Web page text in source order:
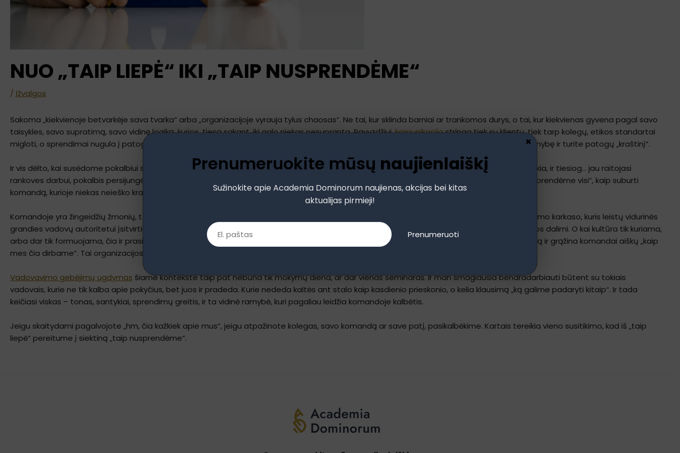
NUO „TAIP LIEPĖ“ IKI „TAIP NUSPRENDĖME“
/ Įžvalgos
Sakoma „kiekvienoje betvarkėje sava tvarka“ arba „organizacijoje vyrauja tylus chaosas“. Ne tai, kur sklinda barniai ar trankomos durys, o tai, kur kiekvienas gyvena pagal savo
taisykles, savo supratimą, savo vidinę logiką, kurios, tiesą sakant, iki galo niekas nesupranta. Pavyzdžiui,komunikacijastringa tiek su klientu, tiek tarp kolegų, etikos standartai
migloti, o sprendimai nugula į patogią lentyną „taip direktorė liepė“, kuri iš pirmo žvilgsnio tarsi išlaisvina, bet realybėje tik nusimetate atsakomybę ir turite patogų „kraštinį“.
Ir vis dėlto, kai susėdome pokalbiui su naujai paskirta organizacijos vadove, kuri nuo pirmos minutės neslėpė realybės, atvirai dėliojo, kas neveikia, ir tiesiog… jau raitojasi
rankoves darbui, pokalbis persijungė į visai kitą lygį. Ne gynyba, ne formalumai, o kalbėjimas apie tai, kaip pereiti nuo „liepė direktorė“ prie „nusprendėme visi“, kaip suburti
komandą, kurioje niekas neieško kraštinio kaltininko, ir kiekvienas žino savo vaidmenį bei ribas.
Komandoje yra žingeidžių žmonių, tų smalsių akių, kurios nori geriau, nori tobulėti, tik nėra aiškių taisyklių, nėra kultūros pamato, nėra vadovavimo karkaso, kuris leistų vidurinės
grandies vadovų autoritetui įsitvirtinti. Nes autoritetas juk ne su pareigybe ateina, jis ateina su elgesiu, kuris kartojasi kasdien ir tampa kultūros dalimi. O kai kultūra tik kuriama,
arba dar tik formuojama, čia ir prasideda strateginis darbas – aiškus
, bendros taisyklės, vieninga kryptis, kuri nuima triukšmą ir grąžina komandai aiškų „kaip
mes čia dirbame“. Tai organizacijos žaidimo taisyklių perrašymas taip, kad visiems būtų aišku, ką reiškia „mes“.
Vadovavimo gebėjimų ugdymas šiame kontekste taip pat nebūna tik mokymų diena, ar dar vienas seminaras. Ir man smagiausia bendradarbiauti būtent su tokiais
vadovais, kurie ne tik kalba apie pokyčius, bet juos ir pradeda. Kurie nededa kaltės ant stalo kaip kasdienio prieskonio, o kelia klausimą „ką galime padaryti kitaip“. Ir tada
keičiasi viskas – tonas, santykiai, sprendimų greitis, ir ta vidinė ramybė, kuri pagaliau leidžia komandoje kalbėtis.
Jeigu skaitydami pagalvojote „hm, čia kažkiek apie mus“, jeigu atpažinote kolegas, savo komandą ar save patį, pasikalbėkime. Kartais tereikia vieno susitikimo, kad iš „taip
liepė“ pereitume į siektiną „taip nusprendėme“.
Prenumeruokite mūsų naujienlaiškį
Sužinokite apie Academia Dominorum naujienas, akcijas bei kitas
aktualijas pirmieji!
Prenumeruoti
×